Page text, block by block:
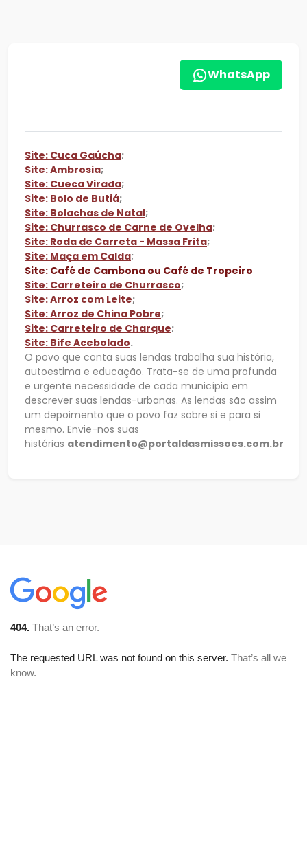
WhatsApp
Site: Cuca Gaúcha;
Site: Ambrosia;
Site: Cueca Virada;
Site: Bolo de Butiá;
Site: Bolachas de Natal;
Site: Churrasco de Carne de Ovelha;
Site: Roda de Carreta - Massa Frita;
Site: Maça em Calda;
Site: Café de Cambona ou Café de Tropeiro
Site: Carreteiro de Churrasco;
Site: Arroz com Leite;
Site: Arroz de China Pobre;
Site: Carreteiro de Charque;
Site: Bife Acebolado.
O povo que conta suas lendas trabalha sua história,
autoestima e educação. Trata-se de uma profunda
e urgente necessidade de cada município em
descrever suas lendas-urbanas. As lendas são assim
um depoimento que o povo faz sobre si e para si
mesmo. Envie-nos suas
histórias atendimento@portaldasmissoes.com.br